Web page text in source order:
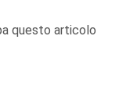
questo articolo